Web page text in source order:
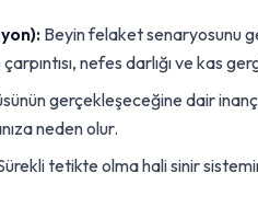
Beyin felaket senaryosunu
nefes darlığı ve kas
gerçekleşeceğine dair
neden olur.
tetikte olma hali sinir